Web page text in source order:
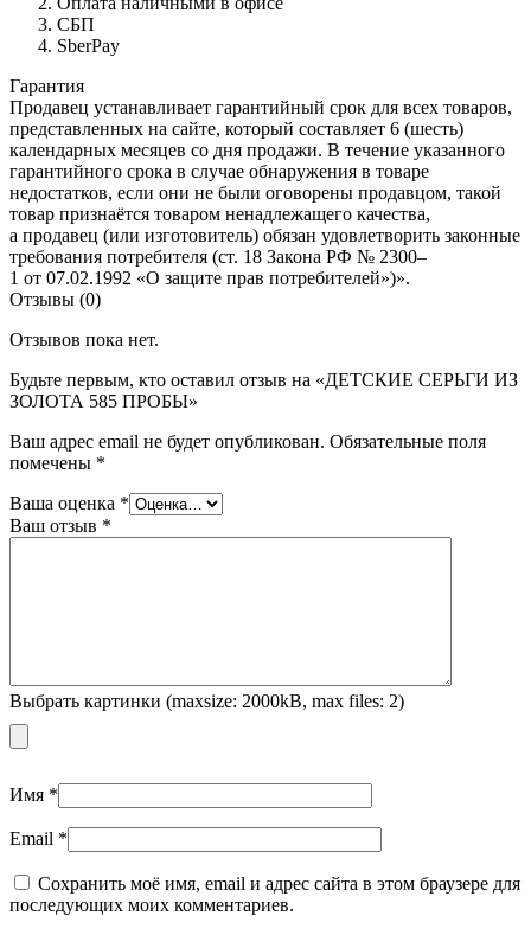
СБП
SberPay
Гарантия
Продавец устанавливает гарантийный срок для всех товаров,
представленных на сайте, который составляет 6 (шесть)
календарных месяцев со дня продажи. В течение указанного
гарантийного срока в случае обнаружения в товаре
недостатков, если они не были оговорены продавцом, такой
товар признаётся товаром ненадлежащего качества,
а продавец (или изготовитель) обязан удовлетворить законные
требования потребителя (ст. 18 Закона РФ № 2300–
1 от 07.02.1992 «О защите прав потребителей»)».
Отзывы (0)
Отзывов пока нет.
Будьте первым, кто оставил отзыв на «ДЕТСКИЕ СЕРЬГИ ИЗ
ЗОЛОТА 585 ПРОБЫ»
Ваш адрес email не будет опубликован. Обязательные поля
помечены *
Ваша оценка *
Ваш отзыв *
Выбрать картинки (maxsize: 2000kB, max files: 2)
Имя *
Email *
Сохранить моё имя, email и адрес сайта в этом браузере для
последующих моих комментариев.